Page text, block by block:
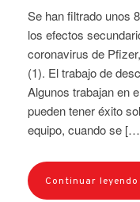
Se han filtrado unos
los efectos
coronavirus de
(1). El trabajo de
Algunos trabajan en
pueden tener éxito
equipo, cuando se
Continuar leyendo